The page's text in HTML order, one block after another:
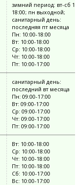
зимний период: вт-сб
18:00; пн выходной;
санитарный день:
последняя пт месяца
Пн: 10:00-18:00
Вт: 10:00-18:00
Ср: 10:00-18:00
Чт: 10:00-18:00
Пт: 10:00-17:00
санитарный день:
последний вт месяца
Пн: 09:00-17:00
Вт: 09:00-17:00
Ср: 09:00-17:00
Чт: 09:00-17:00
Пт: 09:00-17:00
Вт: 10:00-18:00
Ср: 10:00-18:00
Чт: 10:00-18:00
Пт: 10:00-18:00
Сб: 10:00-17:00
Вс: 10:00-17:00